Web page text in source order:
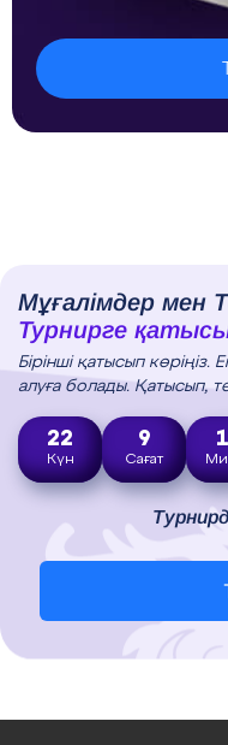
Мұғалімдер мен
Турнирге
Бірінші қатысып
алуға болады. Қатысып,
22
Күн
9
Сағат